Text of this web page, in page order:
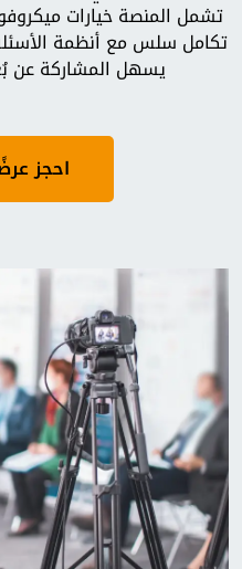
تشمل المنصة خيارات
تكامل سلس مع أنظمة الأسئلة
يسهل المشاركة عن
احجز